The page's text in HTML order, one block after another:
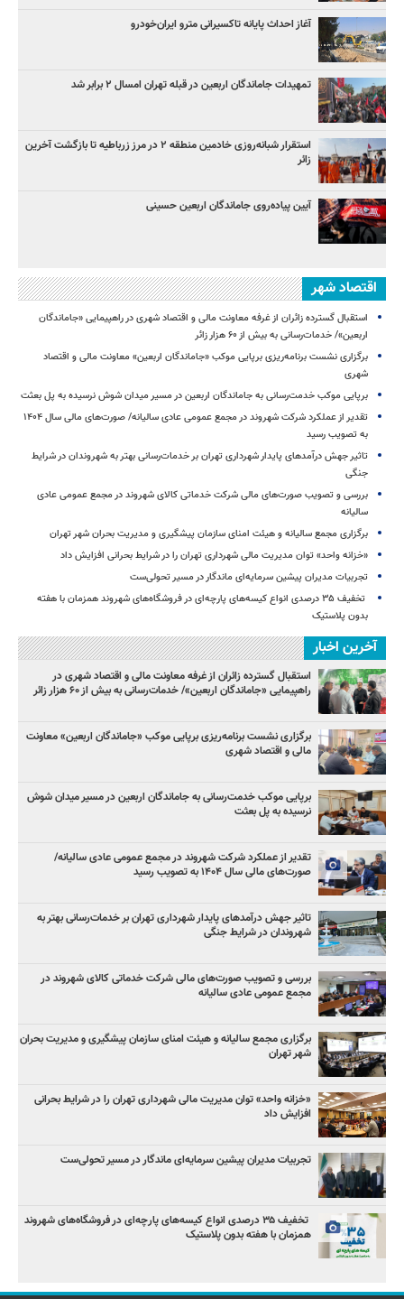
آغاز احداث پایانه تاکسیرانی مترو ایران‌خودرو
تمهیدات جاماندگان اربعین در قبله تهران امسال ۲ برابر شد
استقرار شبانه‌روزی خادمین منطقه ۲ در مرز زرباطیه تا بازگشت آخرین
زائر
آیین پیاده‌روی جاماندگان اربعین حسینی
اقتصاد شهر
استقبال گسترده زائران از غرفه معاونت مالی و اقتصاد شهری در راهپیمایی «جاماندگان
اربعین»/ خدمات‌رسانی به بیش از ۶۰ هزار زائر
برگزاری نشست برنامه‌ریزی برپایی موکب «جاماندگان اربعین» معاونت مالی و اقتصاد
شهری
برپایی موکب خدمت‌رسانی به جاماندگان اربعین در مسیر میدان شوش نرسیده به پل بعثت
تقدیر از عملکرد شرکت شهروند در مجمع عمومی عادی سالیانه/ صورت‌های مالی سال ۱۴۰۴
به تصویب رسید
تاثیر جهش درآمدهای پایدار شهرداری تهران بر خدمات‌رسانی بهتر به شهروندان در شرایط
جنگی
بررسی و تصویب صورت‌های مالی شرکت خدماتی کالای شهروند در مجمع عمومی عادی
سالیانه
برگزاری مجمع سالیانه و هیئت امنای سازمان پیشگیری و مدیریت بحران شهر تهران
«خزانه واحد» توان مدیریت مالی شهرداری تهران را در شرایط بحرانی افزایش داد
تجربیات مدیران پیشین سرمایه‌ای ماندگار در مسیر تحولی‌ست
️ تخفیف ۳۵ درصدی انواع کیسه‌های پارچه‌ای در فروشگاه‌های شهروند همزمان با هفته
بدون پلاستیک
آخرین اخبار
استقبال گسترده زائران از غرفه معاونت مالی و اقتصاد شهری در
راهپیمایی «جاماندگان اربعین»/ خدمات‌رسانی به بیش از ۶۰ هزار زائر
برگزاری نشست برنامه‌ریزی برپایی موکب «جاماندگان اربعین» معاونت
مالی و اقتصاد شهری
برپایی موکب خدمت‌رسانی به جاماندگان اربعین در مسیر میدان شوش
نرسیده به پل بعثت
تقدیر از عملکرد شرکت شهروند در مجمع عمومی عادی سالیانه/
صورت‌های مالی سال ۱۴۰۴ به تصویب رسید
تاثیر جهش درآمدهای پایدار شهرداری تهران بر خدمات‌رسانی بهتر به
شهروندان در شرایط جنگی
بررسی و تصویب صورت‌های مالی شرکت خدماتی کالای شهروند در
مجمع عمومی عادی سالیانه
برگزاری مجمع سالیانه و هیئت امنای سازمان پیشگیری و مدیریت بحران
شهر تهران
«خزانه واحد» توان مدیریت مالی شهرداری تهران را در شرایط بحرانی
افزایش داد
تجربیات مدیران پیشین سرمایه‌ای ماندگار در مسیر تحولی‌ست
️ تخفیف ۳۵ درصدی انواع کیسه‌های پارچه‌ای در فروشگاه‌های شهروند
همزمان با هفته بدون پلاستیک